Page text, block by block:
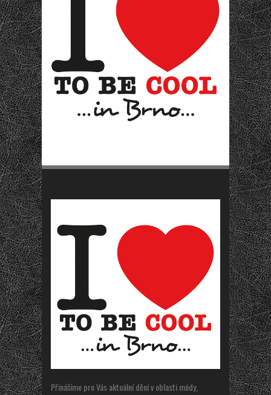
Přinášíme pro Vás aktuální dění v oblasti módy,